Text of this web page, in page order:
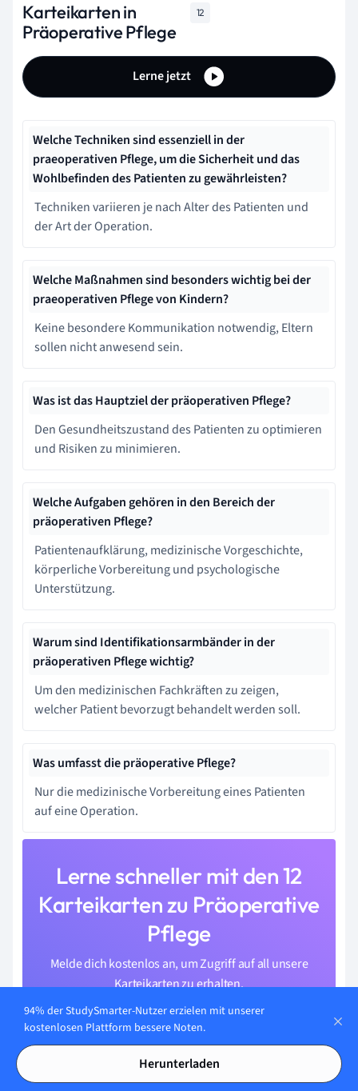
Karteikarten in
Präoperative Pflege
12
Lerne jetzt
Welche Techniken sind essenziell in der
praeoperativen Pflege, um die Sicherheit und das
Wohlbefinden des Patienten zu gewährleisten?
Techniken variieren je nach Alter des Patienten und
der Art der Operation.
Welche Maßnahmen sind besonders wichtig bei der
praeoperativen Pflege von Kindern?
Keine besondere Kommunikation notwendig, Eltern
sollen nicht anwesend sein.
Was ist das Hauptziel der präoperativen Pflege?
Den Gesundheitszustand des Patienten zu optimieren
und Risiken zu minimieren.
Welche Aufgaben gehören in den Bereich der
präoperativen Pflege?
Patientenaufklärung, medizinische Vorgeschichte,
körperliche Vorbereitung und psychologische
Unterstützung.
Warum sind Identifikationsarmbänder in der
präoperativen Pflege wichtig?
Um den medizinischen Fachkräften zu zeigen,
welcher Patient bevorzugt behandelt werden soll.
Was umfasst die präoperative Pflege?
Nur die medizinische Vorbereitung eines Patienten
auf eine Operation.
Lerne schneller mit den 12
Karteikarten zu Präoperative
Pflege
Melde dich kostenlos an, um Zugriff auf all unsere
Karteikarten zu erhalten.
94% der StudySmarter-Nutzer erzielen mit unserer
kostenlosen Plattform bessere Noten.
Herunterladen